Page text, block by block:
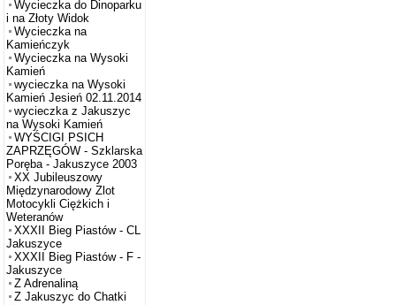
Wycieczka do Dinoparku
i na Złoty Widok
Wycieczka na
Kamieńczyk
Wycieczka na Wysoki
Kamień
wycieczka na Wysoki
Kamień Jesień 02.11.2014
wycieczka z Jakuszyc
na Wysoki Kamień
WYŚCIGI PSICH
ZAPRZĘGÓW - Szklarska
Poręba - Jakuszyce 2003
XX Jubileuszowy
Międzynarodowy Zlot
Motocykli Ciężkich i
Weteranów
XXXII Bieg Piastów - CL
Jakuszyce
XXXII Bieg Piastów - F -
Jakuszyce
Z Adrenaliną
Z Jakuszyc do Chatki